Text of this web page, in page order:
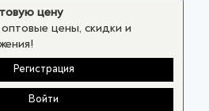
цену
цены, скидки и
Регистрация
Войти